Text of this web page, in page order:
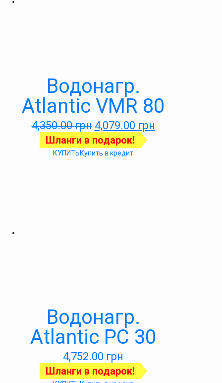
Водонагр.
Atlantic VMR 80
4,350.00грн 4,079.00 грн
Шланги в подарок!
КУПИТЬКупить в кредит
Водонагр.
Atlantic PC 30
4,752.00 грн
Шланги в подарок!